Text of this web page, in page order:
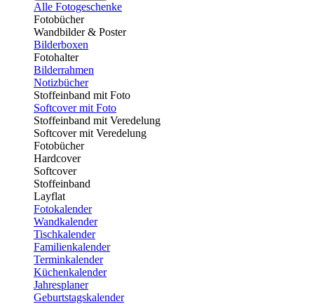
Alle Fotogeschenke
Fotobücher
Wandbilder & Poster
Bilderboxen
Fotohalter
Bilderrahmen
Notizbücher
Stoffeinband mit Foto
Softcover mit Foto
Stoffeinband mit Veredelung
Softcover mit Veredelung
Fotobücher
Hardcover
Softcover
Stoffeinband
Layflat
Fotokalender
Wandkalender
Tischkalender
Familienkalender
Terminkalender
Küchenkalender
Jahresplaner
Geburtstagskalender